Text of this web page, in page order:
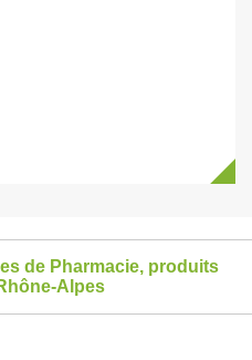
de Pharmacie, produits
Alpes